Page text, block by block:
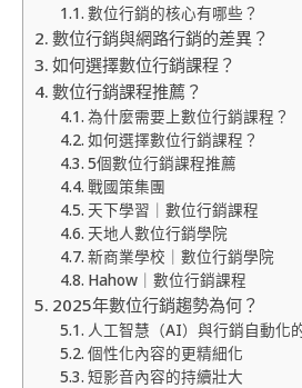
數位行銷的核心有哪些？
數位行銷與網路行銷的差異？
如何選擇數位行銷課程？
數位行銷課程推薦？
為什麼需要上數位行銷課程？
如何選擇數位行銷課程？
5個數位行銷課程推薦
戰國策集團
天下學習｜數位行銷課程
天地人數位行銷學院
新商業學校｜數位行銷學院
Hahow｜數位行銷課程
2025年數位行銷趨勢為何？
人工智慧（AI）與行銷自動化
個性化內容的更精細化
短影音內容的持續壯大